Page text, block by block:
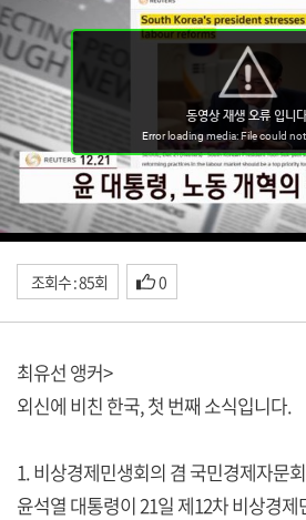
조회수 : 85회 0
최유선 앵커>
외신에 비친 한국, 첫 번째 소식입니다.
1. 비상경제민생회의 겸 국민경제자문
윤석열 대통령이 21일 제12차 비상경